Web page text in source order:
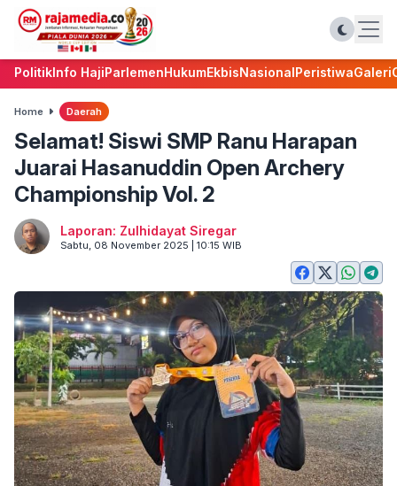
PolitikInfo HajiParlemenHukumEkbisNasionalPeristiwaGaleri
Home Daerah
Selamat! Siswi SMP Ranu Harapan
Juarai Hasanuddin Open Archery
Championship Vol. 2
Laporan: Zulhidayat Siregar
Sabtu, 08 November 2025 | 10:15 WIB